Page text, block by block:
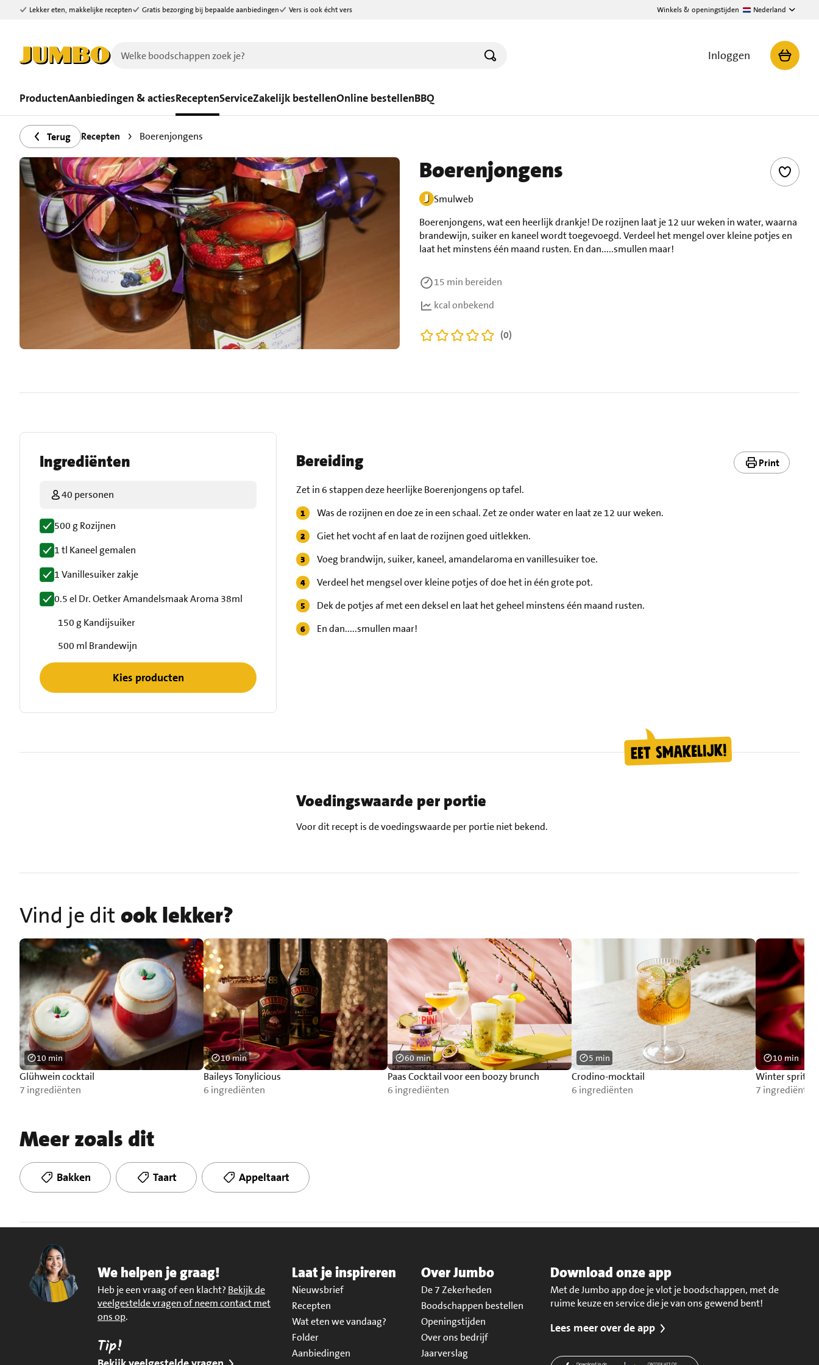
Ga naar zoeken
Ga naar hoofdinhoud
Lekker eten, makkelijke recepten Gratis bezorging bij bepaalde aanbiedingen Vers is ook écht vers Winkels & openingstijden Nederland
Inloggen
ProductenAanbiedingen & actiesReceptenServiceZakelijk bestellenOnline bestellenBBQ
Terug Recepten Boerenjongens
Boerenjongens
Smulweb
Boerenjongens, wat een heerlijk drankje! De rozijnen laat je 12 uur weken in water, waarna
brandewijn, suiker en kaneel wordt toegevoegd. Verdeel het mengel over kleine potjes en
laat het minstens één maand rusten. En dan.....smullen maar!
15 min bereiden
kcal onbekend
(0)
Ingrediënten
40 personen
500 g Rozijnen
1 tl Kaneel gemalen
1 Vanillesuiker zakje
0.5 el Dr. Oetker Amandelsmaak Aroma 38ml
150 g Kandijsuiker
500 ml Brandewijn
Kies producten
Bereiding Print
Zet in 6 stappen deze heerlijke Boerenjongens op tafel.
Was de rozijnen en doe ze in een schaal. Zet ze onder water en laat ze 12 uur weken.
Giet het vocht af en laat de rozijnen goed uitlekken.
Voeg brandwijn, suiker, kaneel, amandelaroma en vanillesuiker toe.
Verdeel het mengsel over kleine potjes of doe het in één grote pot.
Dek de potjes af met een deksel en laat het geheel minstens één maand rusten.
En dan.....smullen maar!
Voedingswaarde per portie
Voor dit recept is de voedingswaarde per portie niet bekend.
Vind je ditook lekker?
Glühwein cocktail
7 ingrediënten
10 min
Baileys Tonylicious
6 ingrediënten
10 min
Paas Cocktail voor een boozy brunch
6 ingrediënten
60 min
Crodino-mocktail
6 ingrediënten
5 min
Winter spritz
7 ingrediënten
10 min
Meer zoals dit
Bakken Taart Appeltaart
We helpen je graag!
Heb je een vraag of een klacht? Bekijk de
veelgestelde vragen of neem contact met
ons op.
Tip!
Laat je inspireren
Nieuwsbrief
Recepten
Wat eten we vandaag?
Folder
Aanbiedingen
Over Jumbo
De 7 Zekerheden
Boodschappen bestellen
Openingstijden
Over ons bedrijf
Jaarverslag
Download onze app
Met de Jumbo app doe je vlot je boodschappen, met de
ruime keuze en service die je van ons gewend bent!
Lees meer over de app